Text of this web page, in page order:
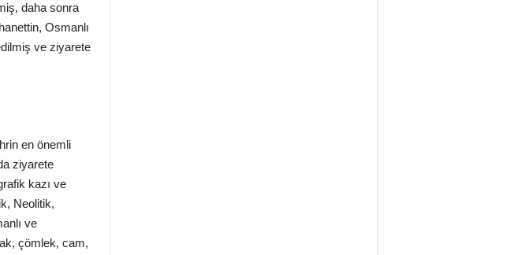
daha sonra
Osmanlı
ve ziyarete
en önemli
ziyarete
kazı ve
Neolitik,
ve
çömlek, cam,